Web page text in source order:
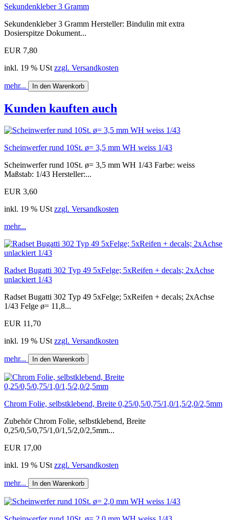
Sekundenkleber 3 Gramm
Sekundenkleber 3 Gramm Hersteller: Bindulin mit extra
Dosierspitze Dokument...
EUR 7,80
inkl. 19 % USt zzgl. Versandkosten
mehr... In den Warenkorb
Kunden kauften auch
Scheinwerfer rund 10St. ø= 3,5 mm WH weiss 1/43
Scheinwerfer rund 10St. ø= 3,5 mm WH 1/43 Farbe: weiss
Maßstab: 1/43 Hersteller:...
EUR 3,60
inkl. 19 % USt zzgl. Versandkosten
mehr...
Radset Bugatti 302 Typ 49 5xFelge; 5xReifen + decals; 2xAchse
unlackiert 1/43
Radset Bugatti 302 Typ 49 5xFelge; 5xReifen + decals; 2xAchse
1/43 Felge ø= 11,8...
EUR 11,70
inkl. 19 % USt zzgl. Versandkosten
mehr... In den Warenkorb
Chrom Folie, selbstklebend, Breite 0,25/0,5/0,75/1,0/1,5/2,0/2,5mm
Zubehör Chrom Folie, selbstklebend, Breite
0,25/0,5/0,75/1,0/1,5/2,0/2,5mm...
EUR 17,00
inkl. 19 % USt zzgl. Versandkosten
mehr... In den Warenkorb